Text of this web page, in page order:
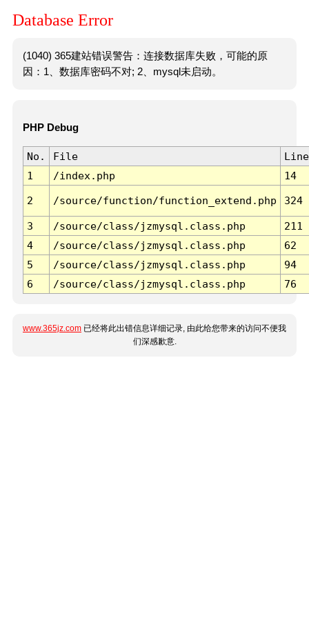
Database Error
(1040) 365建站错误警告：连接数据库失败，可能的原
因：1、数据库密码不对; 2、mysql未启动。
PHP Debug
No. File
Line
1
/index.php 14
2 /source/function/function_extend.php 324
3 /source/class/jzmysql.class.php
211
4
/source/class/jzmysql.class.php
62
5
/source/class/jzmysql.class.php
94
6
/source/class/jzmysql.class.php 76
www.365jz.com 已经将此出错信息详细记录, 由此给您带来的访问不便我
们深感歉意.